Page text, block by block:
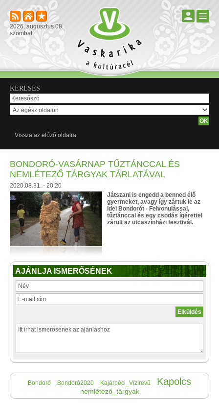
2026. augusztus 08.
szombat
KERESÉS
Vissza az előző oldalra
BONDORÓ-VASÁRNAP TŰZTÁNCCAL ÉS
NEMLÉTEZŐ TÁRGYAK TÁRLATÁVAL
2020.08.31. - 20:20
Játszani is engedd a benned élő
gyermeket, avagy így zártuk le az
idei Bondorót - Felvonulással,
tűztánccal és egy csodás ígérettel
zárult az utcaszínházi fesztivál.
AJÁNLJA ISMERŐSÉNEK
Bondoró Bondoró2020 Kajárpéci_Vízirevű Kapolcs
nemlétező_tárgyak